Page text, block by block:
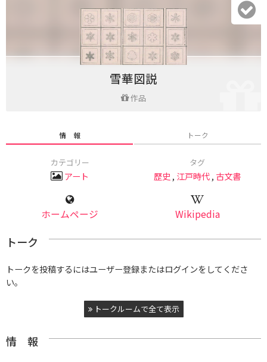
雪華図説
作品
情 報 トーク
カテゴリー
アート
タグ
歴史 , 江戸時代, 古文書
ホームページ Wikipedia
トーク
トークを投稿するにはユーザー登録またはログインをしてくださ
い。
トークルームで全て表示
情 報